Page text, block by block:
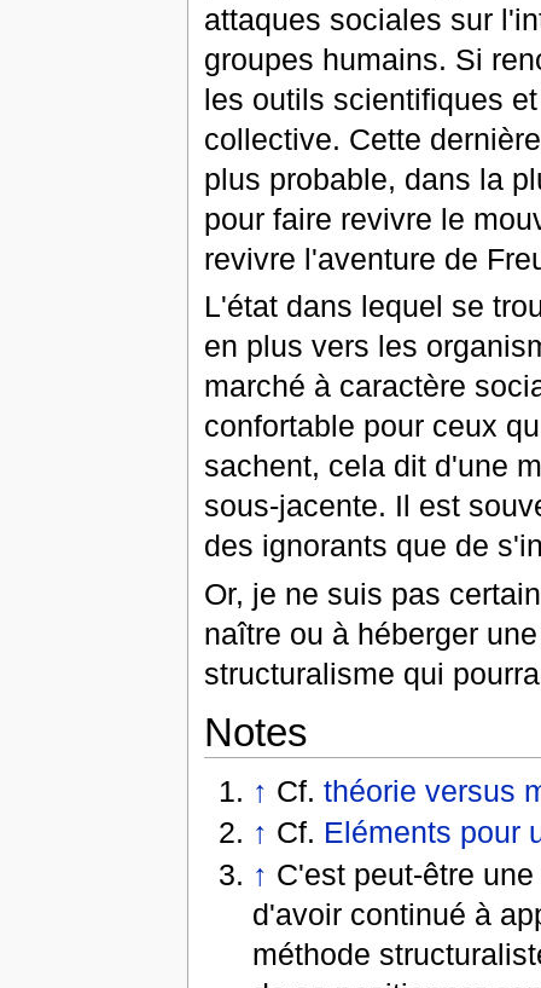
attaques sociales sur
groupes humains. Si
les outils scientifiques
collective. Cette
plus probable, dans la
pour faire revivre le
revivre l'aventure de
L'état dans lequel se
en plus vers les
marché à caractère
confortable pour ceux
sachent, cela dit d'une
sous-jacente. Il est
des ignorants que de
Or, je ne suis pas
naître ou à héberger
structuralisme qui
Notes
↑ Cf.théorie versus
↑ Cf. Eléments pour
↑ C'est peut-être
d'avoir continué à
méthode